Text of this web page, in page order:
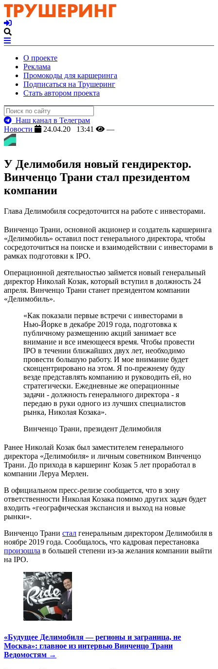
О проекте
Реклама
Промокоды для каршеринга
Подписаться на Трушеринг
Стать автором проекта
Наш канал в Телеграм
Новости
24.04.20 13:41 —
У Делимобиля новый гендиректор.
Винченцо Трани стал президентом
компании
Глава Делимобиля сосредоточится на работе с инвесторами.
Винченцо Трани, основной акционер и создатель каршеринга
«Делимобиль» оставил пост генерального директора, чтобы
сосредоточиться на поиске и взаимодействии с инвесторами в
рамках подготовки к IPO.
Операционной деятельностью займется новый генеральный
директор Николай Козак, который вступил в должность 24
апреля. Винченцо Трани станет президентом компании
«Делимобиль».
«Как показали первые встречи с инвесторами в
Нью-Йорке в декабре 2019 года, подготовка к
публичному размещению акций занимает все
внимание и все имеющееся время. Чтобы провести
IPO в течении ближайших двух лет, необходимо
провести большую работу. И мое внимание будет
сконцентрировано на этом. Я по-прежнему буду
везде представлять компанию и руководить ей, но
стратегически. Ежедневные же операционные
задачи - должность генерального директора - я
передаю в руки одного из лучших специалистов
рынка, Николая Козака».
Винченцо Трани, президент Делимобиля
Ранее Николай Козак был заместителем генерального
директора «Делимобиля» и личным советником Винченцо
Трани. До прихода в каршеринг Козак 5 лет проработал в
компании Леруа Мерлен.
В официальном пресс-релизе сообщается, что в зону
ответственности Николая Козака помимо других задач будет
входить «географическая экспансия и выход на новые
рынки».
Винченцо Трани стал генеральным директором Делимобиля в
ноябре 2019 года. Сообщалось, что кадровая перестановка
произошла в большей степени из-за желания компании выйти
на IPO.
«Будущее Делимобиля — регионы и заграница, не
Москва»: главное из интервью Винченцо Трани
Ведомостям →